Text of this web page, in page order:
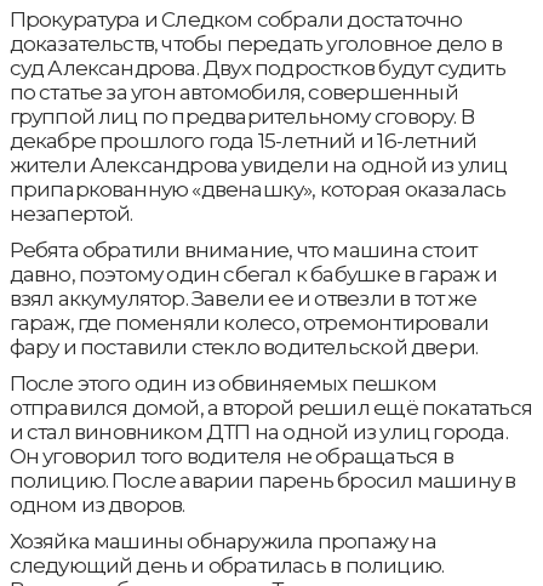
Прокуратура и Следком собрали достаточно
доказательств, чтобы передать уголовное дело в
суд Александрова. Двух подростков будут судить
по статье за угон автомобиля, совершенный
группой лиц по предварительному сговору. В
декабре прошлого года 15-летний и 16-летний
жители Александрова увидели на одной из улиц
припаркованную «двенашку», которая оказалась
незапертой.
Ребята обратили внимание, что машина стоит
давно, поэтому один сбегал к бабушке в гараж и
взял аккумулятор. Завели ее и отвезли в тот же
гараж, где поменяли колесо, отремонтировали
фару и поставили стекло водительской двери.
После этого один из обвиняемых пешком
отправился домой, а второй решил ещё покататься
и стал виновником ДТП на одной из улиц города.
Он уговорил того водителя не обращаться в
полицию. После аварии парень бросил машину в
одном из дворов.
Хозяйка машины обнаружила пропажу на
следующий день и обратилась в полицию.